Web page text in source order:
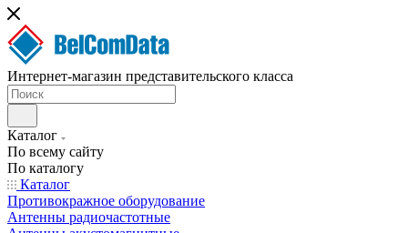
Интернет-магазин представительского класса
Каталог
По всему сайту
По каталогу
Каталог
Противокражное оборудование
Антенны радиочастотные